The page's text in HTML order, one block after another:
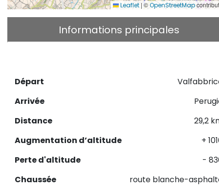
Leaflet | ©OpenStreetMap
Informations principales
Départ
Arrivée
Distance
29,2
Augmentation d’altitude
+
Perte d'altitude
-
Chaussée
route blanche-